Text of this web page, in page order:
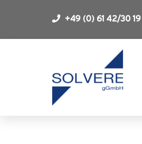
+49 (0) 61 42/30